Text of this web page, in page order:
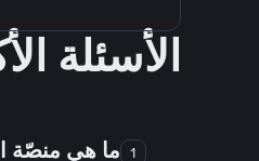
الأسئلة
1 ما هي